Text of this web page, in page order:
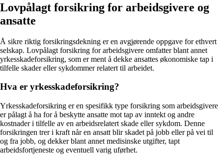
Lovpålagt forsikring for arbeidsgivere og
ansatte
Å sikre riktig forsikringsdekning er en avgjørende oppgave for ethvert
selskap. Lovpålagt forsikring for arbeidsgivere omfatter blant annet
yrkesskadeforsikring, som er ment å dekke ansattes økonomiske tap i
tilfelle skader eller sykdommer relatert til arbeidet.
Hva er yrkesskadeforsikring?
Yrkesskadeforsikring er en spesifikk type forsikring som arbeidsgivere
er pålagt å ha for å beskytte ansatte mot tap av inntekt og andre
kostnader i tilfelle av en arbeidsrelatert skade eller sykdom. Denne
forsikringen trer i kraft når en ansatt blir skadet på jobb eller på vei til
og fra jobb, og dekker blant annet medisinske utgifter, tapt
arbeidsfortjeneste og eventuell varig uførhet.